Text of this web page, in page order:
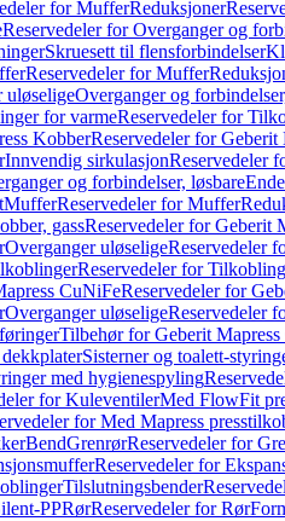
for MufferReduksjoner
Reservedeler for Overganger og
Skruesett til flensforbindelser
Reservedeler for Muffer
uløseligeOverganger og
for varmeReservedeler for
KobberReservedeler for Geberit
Innvendig sirkulasjonReservedeler
og forbindelser, løsbare
MufferReservedeler for Muffer
gassReservedeler for Geberit
Overganger uløseligeReservedeler
Reservedeler for
CuNiFeReservedeler for
Overganger uløseligeReservedeler
Tilbehør for Geberit
Sisterner og toalett-
med hygienespyling
for KuleventilerMed FlowFit
for Med Mapress
BendGrenrørReservedeler for
Reservedeler for
Tilslutningsbender
PPRørReservedeler for Rør